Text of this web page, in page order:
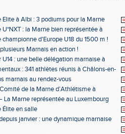
à Albi : 3 podiums pour la Marne
: la Marne bien représentée à
d'Europe U18 du 1500 m !
Marnais en action !
: une belle délégation marnaise à
: 341 athlètes réunis à Châlons-en-
marnais au rendez-vous
de la Marne d’Athlétisme à
La Marne représentée au Luxembourg
Élite en salle
janvier : une dynamique marnaise